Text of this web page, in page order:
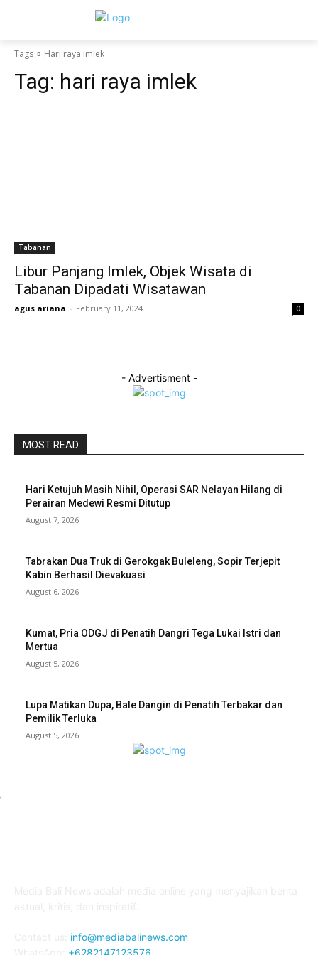
Tags Hari raya imlek
Tag: hari raya imlek
Tabanan
Libur Panjang Imlek, Objek Wisata di
Tabanan Dipadati Wisatawan
agus ariana - February 11, 2024 0
- Advertisment -
MOST READ
Hari Ketujuh Masih Nihil, Operasi SAR Nelayan Hilang di
Perairan Medewi Resmi Ditutup
August 7, 2026
Tabrakan Dua Truk di Gerokgak Buleleng, Sopir Terjepit
Kabin Berhasil Dievakuasi
August 6, 2026
Kumat, Pria ODGJ di Penatih Dangri Tega Lukai Istri dan
Mertua
August 5, 2026
Lupa Matikan Dupa, Bale Dangin di Penatih Terbakar dan
Pemilik Terluka
August 5, 2026
info@mediabalinews.com
+6282147123576